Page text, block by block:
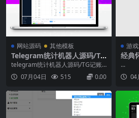
网站源码 其他模板
Telegram统计机器人源码/TG
记账群发机器源码人/TG自动
记账全开源版本
telegram统计机器人源码/TG记账
群发机器源码人/TG自动记账全开源
版本能群发，能统计账单，能记
全网都是这套源码...
07月04日 515 0.00
游
经典
奇迹
习手
+教程
...
04